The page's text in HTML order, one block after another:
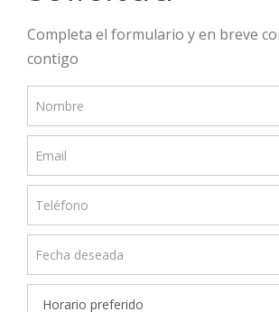
Completa el formulario y en breve
contigo